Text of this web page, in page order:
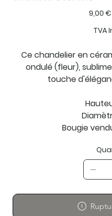
Prix
d’origine
9,00 €
TVA
Ce chandelier en
ondulé (fleur),
touche
Bougie